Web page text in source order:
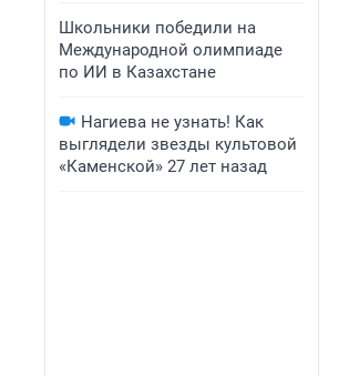
Школьники победили на
Международной олимпиаде
по ИИ в Казахстане
Нагиева не узнать! Как
выглядели звезды культовой
«Каменской» 27 лет назад